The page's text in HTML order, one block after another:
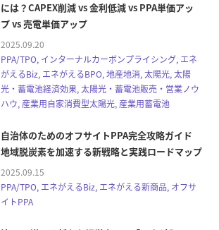
には？CAPEX削減 vs 金利低減 vs PPA単価アッ
プ vs 売電単価アップ
2025.09.20
PPA/TPO, インターナルカーボンプライシング, エネ
がえるBiz, エネがえるBPO, 地産地消, 太陽光, 太陽
光・蓄電池経済効果, 太陽光・蓄電池販売・営業ノウ
ハウ, 産業用自家消費型太陽光, 産業用蓄電池
自治体のためのオフサイトPPA完全攻略ガイド
地域脱炭素を加速する新戦略と実践ロードマップ
2025.09.15
PPA/TPO, エネがえるBiz, エネがえる新商品, オフサ
イトPPA